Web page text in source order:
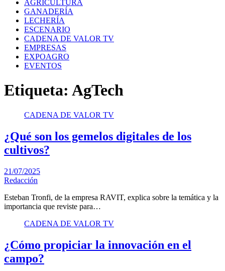
AGRICULTURA
GANADERÍA
LECHERÍA
ESCENARIO
CADENA DE VALOR TV
EMPRESAS
EXPOAGRO
EVENTOS
Etiqueta: AgTech
CADENA DE VALOR TV
¿Qué son los gemelos digitales de los
cultivos?
21/07/2025
Redacción
Esteban Tronfi, de la empresa RAVIT, explica sobre la temática y la
importancia que reviste para…
CADENA DE VALOR TV
¿Cómo propiciar la innovación en el
campo?